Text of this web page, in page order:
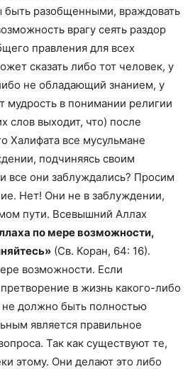
разобщенными, враждовать
врагу сеять раздор
правления для всех
сказать либо тот человек, у
не обладающий знанием, у
мудрость в понимании религии
слов выходит, что) после
Халифата все мусульмане
подчиняясь своим
все они заблуждались? Просим
Нет! Они не в заблуждении,
пути. Всевышний Аллах
по мере возможности,
(Св. Коран, 64: 16).
возможности. Если
в жизнь какого-либо
должно быть полностью
является правильное
Так как существуют те,
этому. Они делают это либо